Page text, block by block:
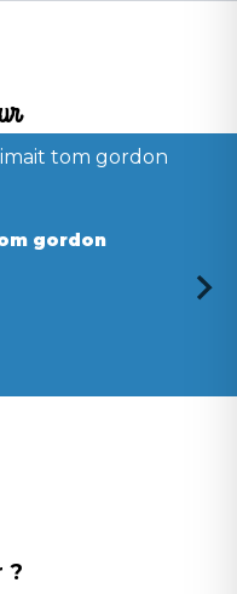
gordon
?